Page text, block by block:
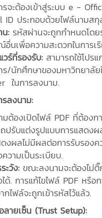
จะต้องเข้าสู่ระบบ e -
ID ประกอบด้วยไฟล์นามสกุ
: รหัสผ่านจะถูกกำหนดโดย
นเพื่อความสะดวกในการเ
ร์ที่รองรับ: สามารถใช้โป
/นักศึกษาของมหาวิทยาลัย
ในการลงนาม.
ลงนาม:
ต้องเปิดไฟล์ PDF ที่ต้องก
ปรับแต่งรูปแบบการแสดง
งผลไม่มีผลต่อการรับรอง
วามเป็นระเบียบ.
ะวัง: ขณะลงนามจะต้องไม่
ด้. การแก้ไขไฟล์ PDF หรื
กไฟล์จะถูกเข้ารหัสไว้แล้ว.
ลายเซ็น (Trust Setup):